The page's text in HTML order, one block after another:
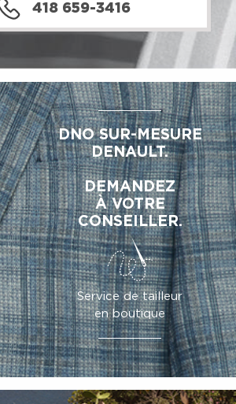
418 659-3416
DNO SUR-MESURE
DENAULT.
DEMANDEZ
À VOTRE
CONSEILLER.
Service de tailleur
en boutique